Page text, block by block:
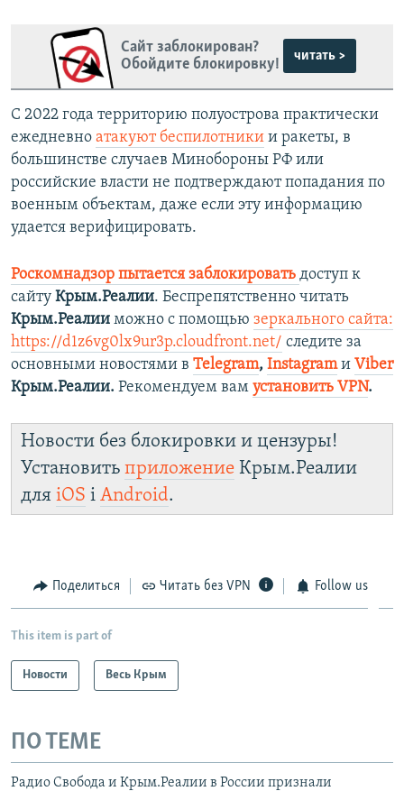
Сайт заблокирован?
Обойдите блокировку!
читать >
С 2022 года территорию полуострова практически
ежедневно атакуют беспилотники и ракеты, в
большинстве случаев Минобороны РФ или
российские власти не подтверждают попадания по
военным объектам, даже если эту информацию
удается верифицировать.
Роскомнадзор пытается заблокировать доступ к
сайту Крым.Реалии. Беспрепятственно читать
Крым.Реалии можно с помощью зеркального сайта:
https://d1z6vg0lx9ur3p.cloudfront.net/ следите за
основными новостями в Telegram, Instagramи Viber
Крым.Реалии. Рекомендуем вам установить VPN.
Новости без блокировки и цензуры!
Установить приложение Крым.Реалии
для iOS і Android.
Поделиться Читать без VPN Follow us
This item is part of
Новости Весь Крым
ПО ТЕМЕ
Радио Свобода и Крым.Реалии в России признали